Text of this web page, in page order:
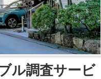
ル調査サービ